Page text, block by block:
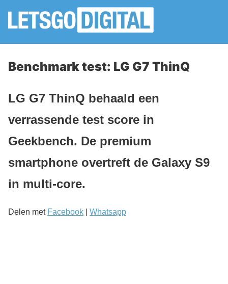
Benchmark test: LG G7 ThinQ
LG G7 ThinQ behaald een
verrassende test score in
Geekbench. De premium
smartphone overtreft de Galaxy S9
in multi-core.
Delen met Facebook Whatsapp